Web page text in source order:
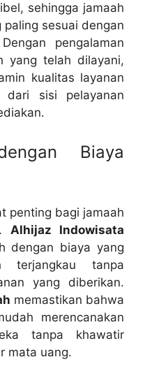
sehingga jamaah
sesuai dengan
pengalaman
yang telah dilayani,
kualitas layanan
sisi pelayanan
Biaya
penting bagi jamaah
Alhijaz Indowisata
dengan biaya yang
terjangkau tanpa
yang diberikan.
memastikan bahwa
merencanakan
tanpa khawatir
mata uang.